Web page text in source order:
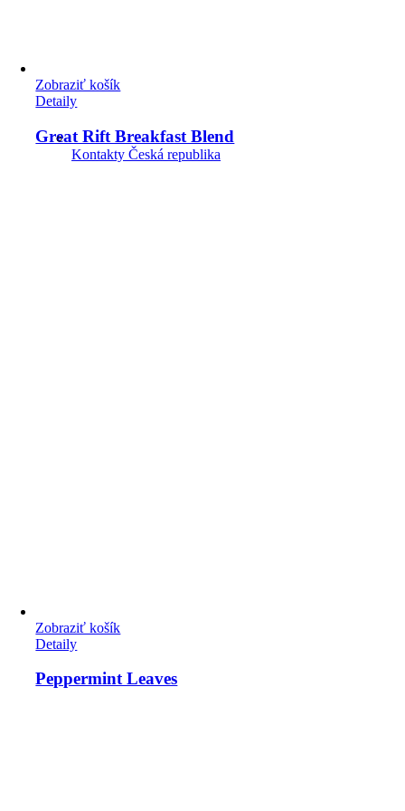
Kontakty Česká republika
Zobraziť košík
Detaily
Great Rift Breakfast Blend
Zobraziť košík
Detaily
Peppermint Leaves